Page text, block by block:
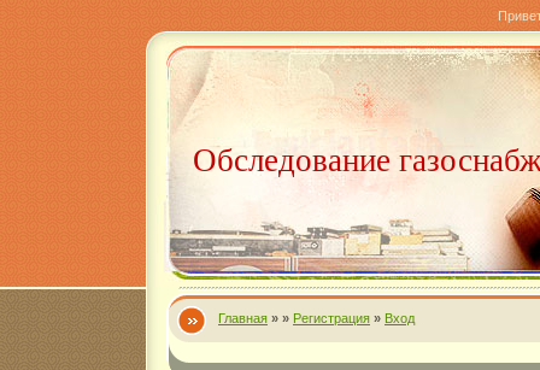
Обследование
Главная » » Регистрация » Вход